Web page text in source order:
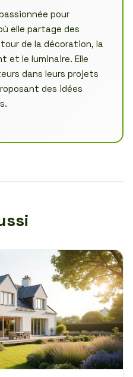
pour
elle partage des
de la décoration, la
et le luminaire. Elle
dans leurs projets
des idées